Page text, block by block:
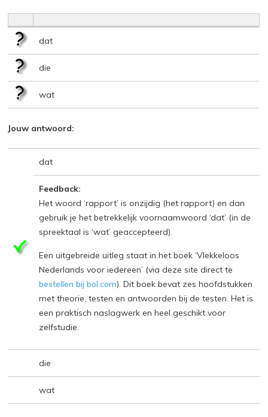
dat
die
wat
Jouw antwoord:
dat
Feedback:
Het woord ‘rapport’ is onzijdig (het rapport) en dan
gebruik je het betrekkelijk voornaamwoord ‘dat’ (in de
spreektaal is ‘wat’ geaccepteerd).
Een uitgebreide uitleg staat in het boek ‘Vlekkeloos
Nederlands voor iedereen’ (via deze site direct te
bestellen bij bol.com). Dit boek bevat zes hoofdstukken
met theorie, testen en antwoorden bij de testen. Het is
een praktisch naslagwerk en heel geschikt voor
zelfstudie.
die
wat